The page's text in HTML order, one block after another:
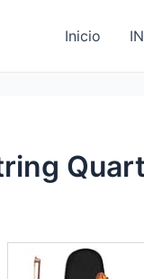
Inicio